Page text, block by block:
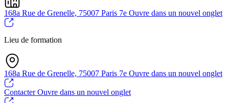
168a Rue de Grenelle, 75007 Paris 7e Ouvre dans un nouvel onglet
Lieu de formation
168a Rue de Grenelle, 75007 Paris 7e Ouvre dans un nouvel onglet
ContacterOuvre dans un nouvel onglet